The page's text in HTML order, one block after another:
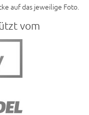
auf das jeweilige Foto.
vom